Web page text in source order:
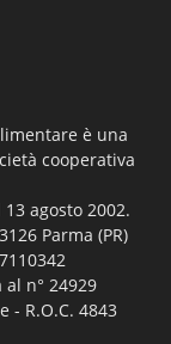
è una
cooperativa
agosto 2002.
Parma (PR)
n° 24929
- R.O.C. 4843